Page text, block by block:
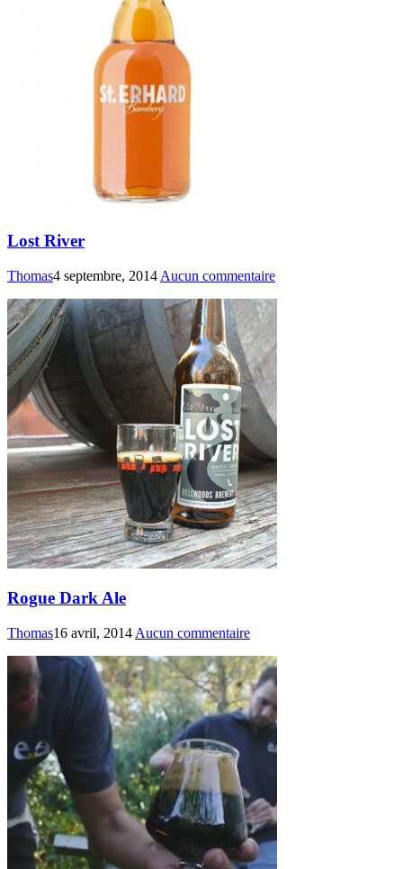
Lost River
Thomas4 septembre, 2014 Aucun commentaire
Rogue Dark Ale
Thomas16 avril, 2014 Aucun commentaire